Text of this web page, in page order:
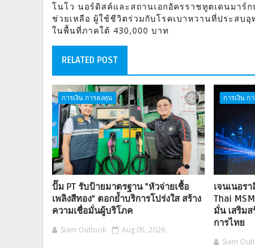
โนโว นอร์ดิสค์และสถานเอกอัครราชทูตเดนมาร์ก
ช่วยเหลือ ผู้ใช้ชีวิตร่วมกับโรคเบาหวานที่ประสบอุ
ในพื้นที่ภาคใต้ 430,000 บาท
RELATED POST
การเงิน การลงทุน
ปั๊ม PT รับป้ายมาตรฐาน "หัวจ่ายเชื้อ
เพลิงสีทอง" ตอกย้ำบริการโปร่งใส สร้าง
ความเชื่อมั่นผู้บริโภค
Siam Outlook Aug 05, 2026
การเงิน ก
เจนเนอร
Thai
มั่น เสริม
การไทย
Siam